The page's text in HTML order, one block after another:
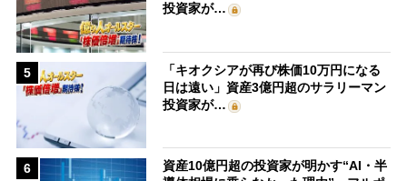
投資家が…
5
「キオクシアが再び株価10万円になる
日は遠い」資産3億円超のサラリーマン
投資家が…
6
資産10億円超の投資家が明かす“AI・半